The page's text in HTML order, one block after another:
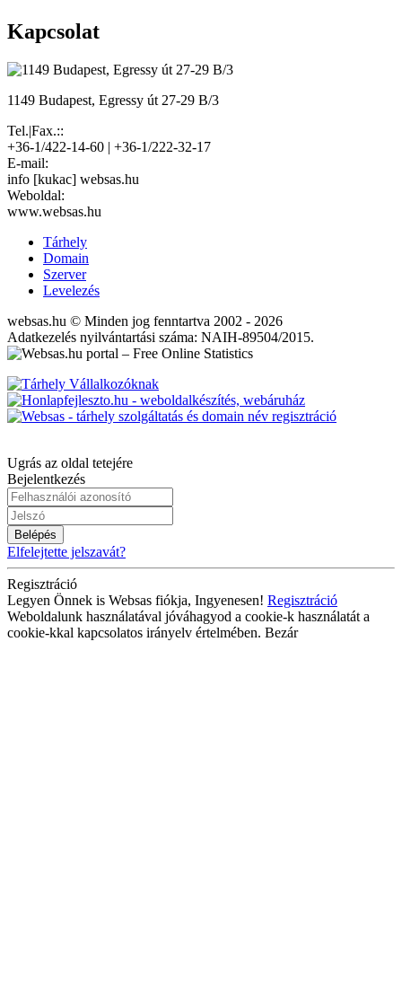
Kapcsolat
1149 Budapest, Egressy út 27-29 B/3
Tel.|Fax.::
+36-1/422-14-60 | +36-1/222-32-17
E-mail:
info [kukac] websas.hu
Weboldal:
www.websas.hu
Tárhely
Domain
Szerver
Levelezés
websas.hu © Minden jog fenntartva 2002 - 2026
Adatkezelés nyilvántartási száma: NAIH-89504/2015.
Ugrás az oldal tetejére
Bejelentkezés
Belépés
Elfelejtette jelszavát?
Regisztráció
Legyen Önnek is Websas fiókja, Ingyenesen! Regisztráció
Weboldalunk használatával jóváhagyod a cookie-k használatát a
cookie-kkal kapcsolatos irányelv értelmében. Bezár